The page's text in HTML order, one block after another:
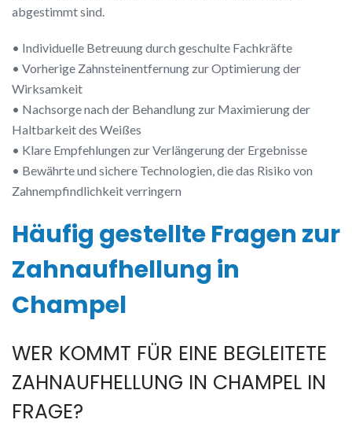
abgestimmt sind.
• Individuelle Betreuung durch geschulte Fachkräfte
• Vorherige Zahnsteinentfernung zur Optimierung der
Wirksamkeit
• Nachsorge nach der Behandlung zur Maximierung der
Haltbarkeit des Weißes
• Klare Empfehlungen zur Verlängerung der Ergebnisse
• Bewährte und sichere Technologien, die das Risiko von
Zahnempfindlichkeit verringern
Häufig gestellte Fragen zur
Zahnaufhellung in
Champel
WER KOMMT FÜR EINE BEGLEITETE
ZAHNAUFHELLUNG IN CHAMPEL IN
FRAGE?